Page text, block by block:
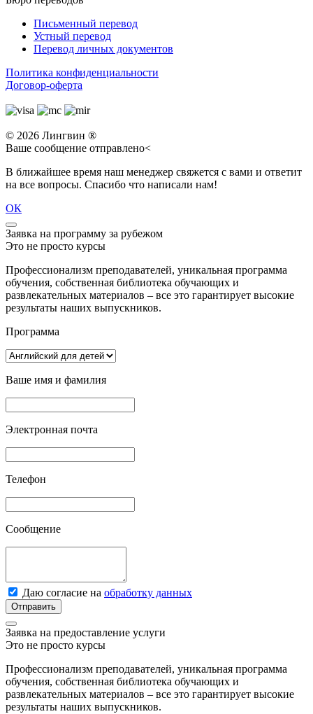
Письменный перевод
Устный перевод
Перевод личных документов
Политика конфиденциальности
Договор-оферта
© 2026 Лингвин ®
Ваше сообщение отправлено<
В ближайшее время наш менеджер свяжется с вами и ответит
на все вопросы. Спасибо что написали нам!
ОК
Заявка на программу за рубежом
Это не просто курсы
Профессионализм преподавателей, уникальная программа
обучения, собственная библиотека обучающих и
развлекательных материалов – все это гарантирует высокие
результаты наших выпускников.
Программа
Ваше имя и фамилия
Электронная почта
Телефон
Сообщение
Даю согласие на обработку данных
Отправить
Заявка на предоставление услуги
Это не просто курсы
Профессионализм преподавателей, уникальная программа
обучения, собственная библиотека обучающих и
развлекательных материалов – все это гарантирует высокие
результаты наших выпускников.